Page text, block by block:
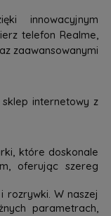
innowacyjnym
telefon Realme,
zaawansowanymi
internetowy z
które doskonale
oferując szereg
W naszej
parametrach,